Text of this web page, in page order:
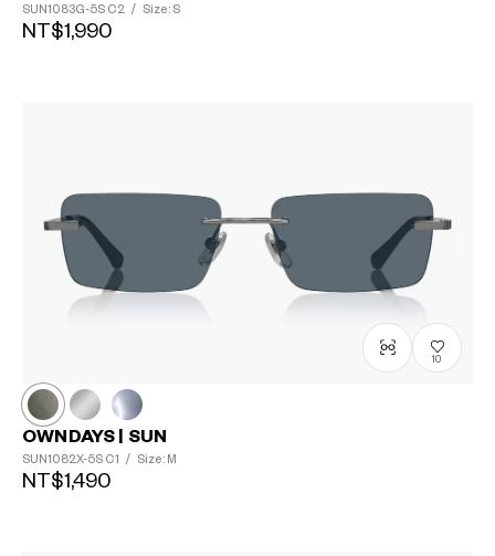
SUN1083G-5S C2 / Size: S
NT$1,990
10
OWNDAYS | SUN
SUN1082X-5S C1 / Size: M
NT$1,490